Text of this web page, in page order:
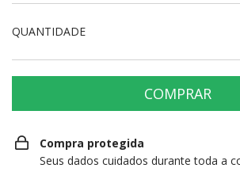
QUANTIDADE
Compra protegida
Seus dados cuidados durante toda a